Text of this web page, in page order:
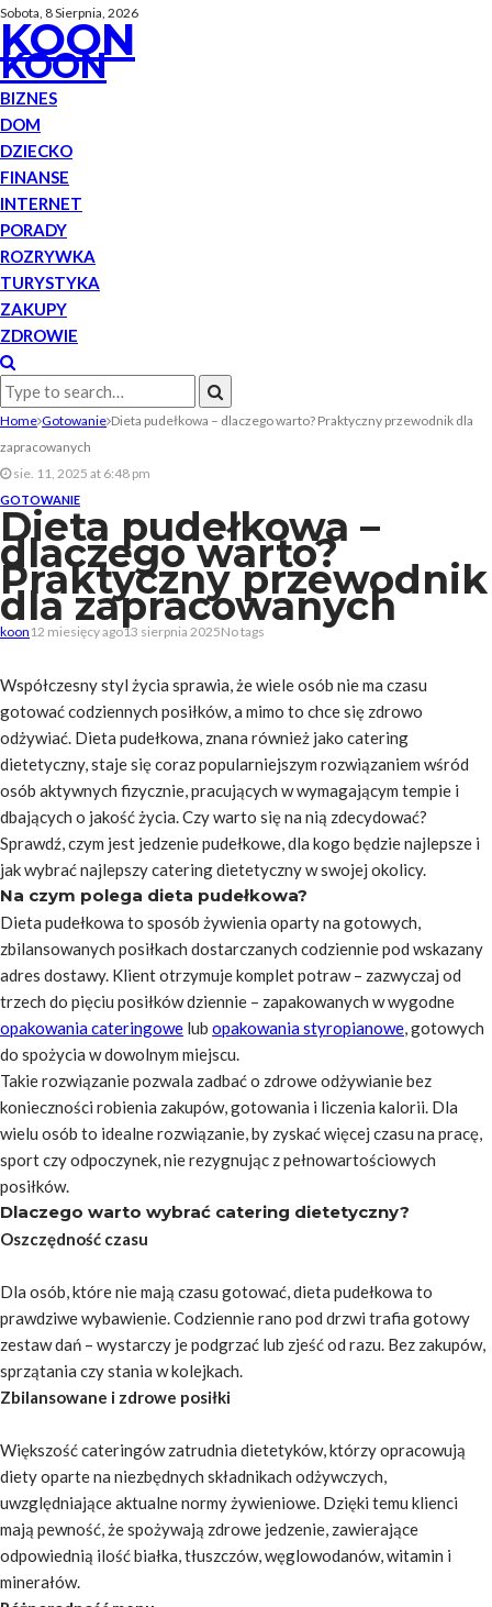
Sobota, 8 Sierpnia, 2026
KOON
KOON
BIZNES
DOM
DZIECKO
FINANSE
INTERNET
PORADY
ROZRYWKA
TURYSTYKA
ZAKUPY
ZDROWIE
Home Gotowanie Dieta pudełkowa – dlaczego warto? Praktyczny przewodnik dla
zapracowanych
sie. 11, 2025 at 6:48 pm
GOTOWANIE
Dieta pudełkowa –
dlaczego warto?
Praktyczny przewodnik
dla zapracowanych
koon 12 miesięcy ago13 sierpnia 2025No tags
Współczesny styl życia sprawia, że wiele osób nie ma czasu
gotować codziennych posiłków, a mimo to chce się zdrowo
odżywiać. Dieta pudełkowa, znana również jako catering
dietetyczny, staje się coraz popularniejszym rozwiązaniem wśród
osób aktywnych fizycznie, pracujących w wymagającym tempie i
dbających o jakość życia. Czy warto się na nią zdecydować?
Sprawdź, czym jest jedzenie pudełkowe, dla kogo będzie najlepsze i
jak wybrać najlepszy catering dietetyczny w swojej okolicy.
Na czym polega dieta pudełkowa?
Dieta pudełkowa to sposób żywienia oparty na gotowych,
zbilansowanych posiłkach dostarczanych codziennie pod wskazany
adres dostawy. Klient otrzymuje komplet potraw – zazwyczaj od
trzech do pięciu posiłków dziennie – zapakowanych w wygodne
opakowania cateringowe lub opakowania styropianowe, gotowych
do spożycia w dowolnym miejscu.
Takie rozwiązanie pozwala zadbać o zdrowe odżywianie bez
konieczności robienia zakupów, gotowania i liczenia kalorii. Dla
wielu osób to idealne rozwiązanie, by zyskać więcej czasu na pracę,
sport czy odpoczynek, nie rezygnując z pełnowartościowych
posiłków.
Dlaczego warto wybrać catering dietetyczny?
Oszczędność czasu
Dla osób, które nie mają czasu gotować, dieta pudełkowa to
prawdziwe wybawienie. Codziennie rano pod drzwi trafia gotowy
zestaw dań – wystarczy je podgrzać lub zjeść od razu. Bez zakupów,
sprzątania czy stania w kolejkach.
Zbilansowane i zdrowe posiłki
Większość cateringów zatrudnia dietetyków, którzy opracowują
diety oparte na niezbędnych składnikach odżywczych,
uwzględniające aktualne normy żywieniowe. Dzięki temu klienci
mają pewność, że spożywają zdrowe jedzenie, zawierające
odpowiednią ilość białka, tłuszczów, węglowodanów, witamin i
minerałów.